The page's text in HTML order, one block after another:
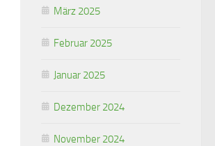
März 2025
Februar 2025
Januar 2025
Dezember 2024
November 2024